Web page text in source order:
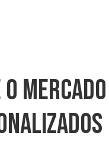
O